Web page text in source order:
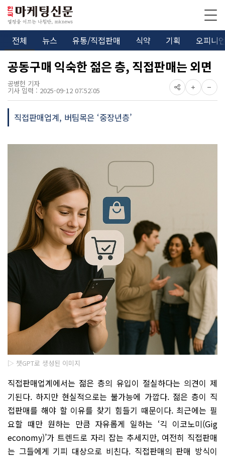
전체 뉴스 유통/직접판매 식약 기획 오피니
공동구매 익숙한 젊은 층, 직접판매는 외면
공병헌 기자
기사 입력 : 2025-09-12 07:52:05
직접판매업계, 버팀목은 ‘중장년층’
▷ 챗GPT로 생성된 이미지
직접판매업계에서는 젊은 층의 유입이 절실하다는 의견이 제
기된다. 하지만 현실적으로는 불가능에 가깝다. 젊은 층이 직
접판매를 해야 할 이유를 찾기 힘들기 때문이다. 최근에는 필
요할 때만 원하는 만큼 자유롭게 일하는 ‘긱 이코노미(Gig
economy)’가 트렌드로 자리 잡는 추세지만, 여전히 직접판매
는 그들에게 기피 대상으로 비친다. 직접판매의 판매 방식이